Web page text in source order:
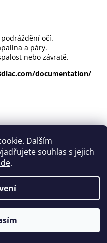
Dalším
souhlas s jejich
.
očí.
a páry.
nebo závratě.
documentation/
Shoptet
práva vyhrazena.